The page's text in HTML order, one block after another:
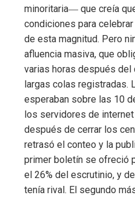
minoritaria― que creía
condiciones para
de esta magnitud. Pero
afluencia masiva, que
varias horas después del
largas colas registradas.
esperaban sobre las 10
los servidores de
después de cerrar los
retrasó el conteo y la
primer boletín se ofreció
el 26% del escrutinio, y
tenía rival. El segundo